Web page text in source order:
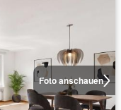
Foto anschauen